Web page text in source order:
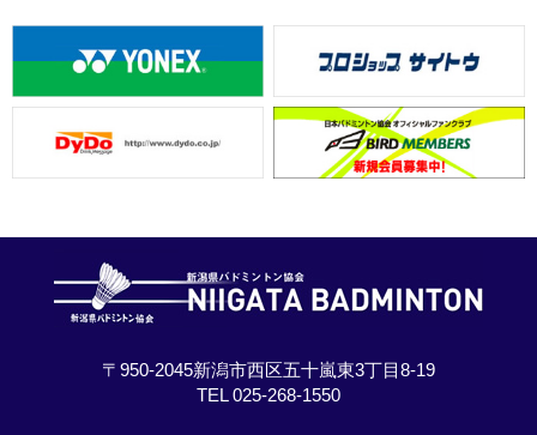
〒950-2045新潟市西区五十嵐東3丁目8-19
TEL 025-268-1550